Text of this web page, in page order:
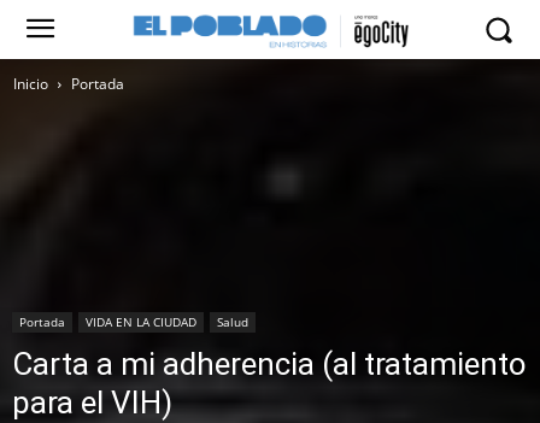
Inicio Portada
Portada VIDA EN LA CIUDAD Salud
Carta a mi adherencia (al tratamiento
para el VIH)